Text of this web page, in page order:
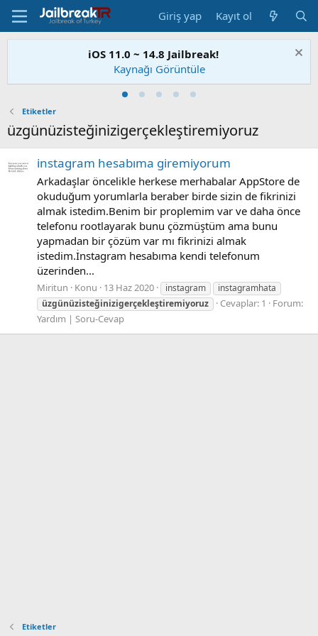
Giriş yap Kayıt ol
iOS 11.0 ~ 14.8 Jailbreak!
Kaynağı Görüntüle
Etiketler
üzgünüzisteğinizigerçekleştiremiyoruz
instagram hesabıma giremiyorum
Arkadaşlar öncelikle herkese merhabalar AppStore de
okuduğum yorumlarla beraber birde sizin de fikrinizi
almak istedim.Benim bir proplemim var ve daha önce
telefonu rootlayarak bunu çözmüştüm ama bunu
yapmadan bir çözüm var mı fikrinizi almak
istedim.İnstagram hesabıma kendi telefonum
üzerinden...
Miritun Konu 13 Haz 2020 instagram
instagramhata
üzgünüzisteğinizigerçekleştiremiyoruz
Cevaplar: 1
Forum:
Yardım | Soru-Cevap
Etiketler